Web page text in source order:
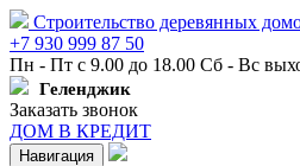
Строительство деревянных
+7 930 999 87 50
Пн - Пт с 9.00 до 18.00 Сб - Вс
Геленджик
Заказать звонок
ДОМ В КРЕДИТ
Навигация